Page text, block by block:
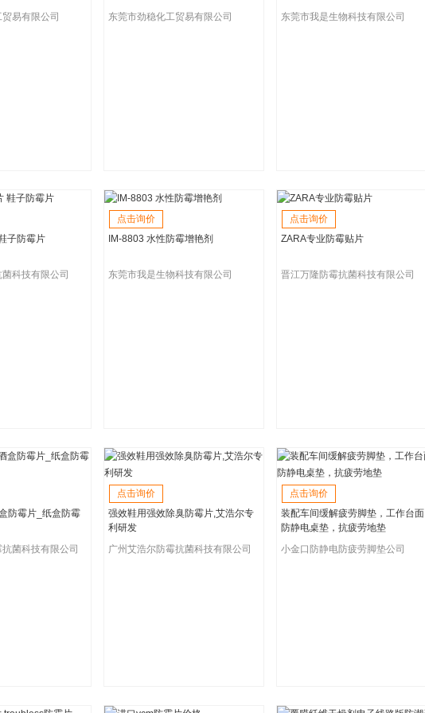
易有限公司 东莞市劲稳化工贸易有限公司 东莞市我是生物科技有限公司
子防霉片
科技有限公司
点击询价
IM-8803 水性防霉增艳剂
东莞市我是生物科技有限公司
点击询价
ZARA专业防霉贴片
晋江万隆防霉抗菌科技有限公司
防霉片_纸盒防霉
菌科技有限公司
点击询价
强效鞋用强效除臭防霉片,艾浩尔专
利研发
广州艾浩尔防霉抗菌科技有限公司
点击询价
装配车间缓解疲劳脚垫，工作台面
防静电桌垫，抗疲劳地垫
小金口防静电防疲劳脚垫公司